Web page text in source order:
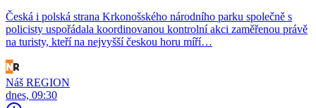
Česká i polská strana Krkonošského národního parku společně s
policisty uspořádala koordinovanou kontrolní akci zaměřenou právě
na turisty, kteří na nejvyšší českou horu míří…
Náš REGION
dnes, 09:30